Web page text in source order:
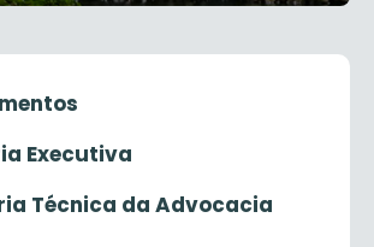
Executiva
Técnica da Advocacia